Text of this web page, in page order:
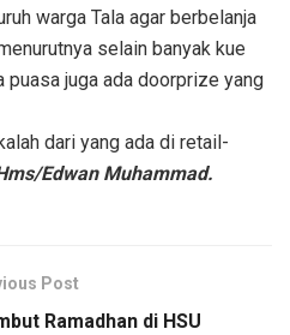
warga Tala agar berbelanja
selain banyak kue
puasa juga ada doorprize yang
dari yang ada di retail-
Edwan Muhammad.
Post
Ramadhan di HSU